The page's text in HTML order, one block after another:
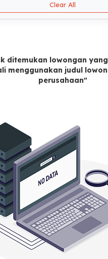
Clear All
ditemukan lowongan
menggunakan judul
perusahaan"